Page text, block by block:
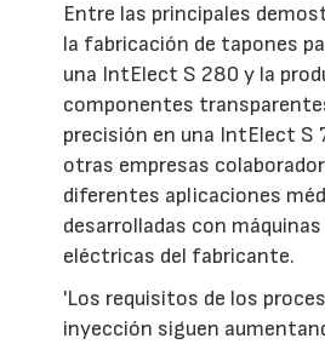
Entre las principales
la fabricación de tapones
una IntElect S 280 y la
componentes
precisión en una IntElect S
otras empresas
diferentes aplicaciones
desarrolladas con
eléctricas del fabricante.
'Los requisitos de los
inyección siguen